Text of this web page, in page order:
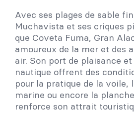
Avec ses plages de sable
Muchavista et ses criques
que Coveta Fuma, Gran
amoureux de la mer et des
air. Son port de plaisance
nautique offrent des
pour la pratique de la voile,
marine ou encore la
renforce son attrait